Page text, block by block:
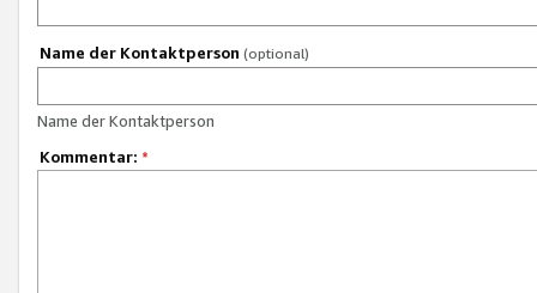
Name der Kontaktperson (optional)
Name der Kontaktperson
Kommentar: *